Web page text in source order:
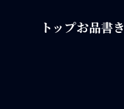
トップお品書き